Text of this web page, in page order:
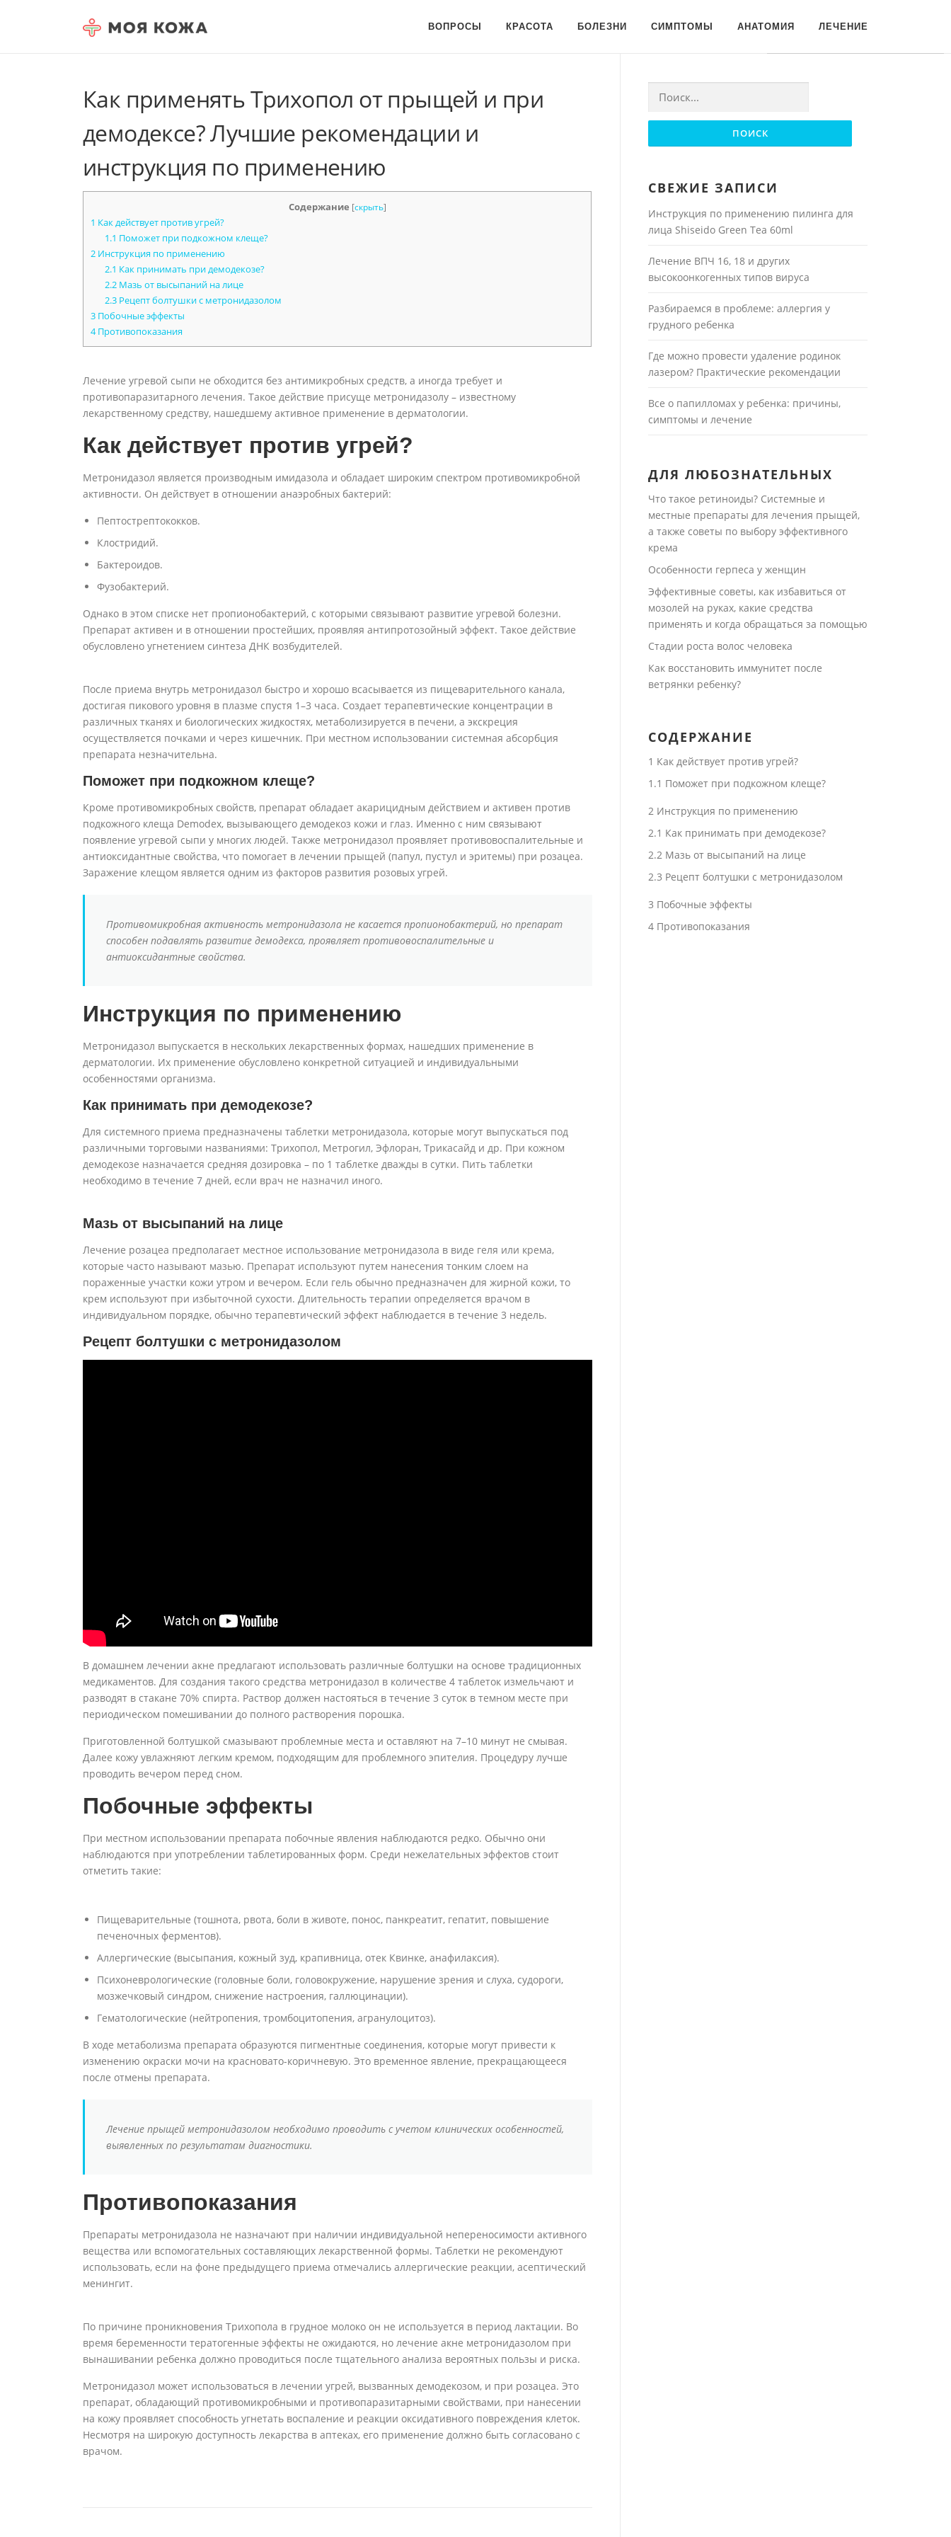
ВОПРОСЫ КРАСОТА БОЛЕЗНИ СИМПТОМЫ АНАТОМИЯ ЛЕЧЕНИЕ
Как применять Трихопол от прыщей и при
демодексе? Лучшие рекомендации и
инструкция по применению
Содержание [скрыть]
1 Как действует против угрей?
1.1 Поможет при подкожном клеще?
2 Инструкция по применению
2.1 Как принимать при демодекозе?
2.2Мазь от высыпаний на лице
2.3Рецепт болтушки с метронидазолом
3 Побочные эффекты
4Противопоказания
Лечение угревой сыпи не обходится без антимикробных средств, а иногда требует и
противопаразитарного лечения. Такое действие присуще метронидазолу – известному
лекарственному средству, нашедшему активное применение в дерматологии.
Как действует против угрей?
Метронидазол является производным имидазола и обладает широким спектром противомикробной
активности. Он действует в отношении анаэробных бактерий:
Пептострептококков.
Клостридий.
Бактероидов.
Фузобактерий.
Однако в этом списке нет пропионобактерий, с которыми связывают развитие угревой болезни.
Препарат активен и в отношении простейших, проявляя антипротозойный эффект. Такое действие
обусловлено угнетением синтеза ДНК возбудителей.
После приема внутрь метронидазол быстро и хорошо всасывается из пищеварительного канала,
достигая пикового уровня в плазме спустя 1–3 часа. Создает терапевтические концентрации в
различных тканях и биологических жидкостях, метаболизируется в печени, а экскреция
осуществляется почками и через кишечник. При местном использовании системная абсорбция
препарата незначительна.
Поможет при подкожном клеще?
Кроме противомикробных свойств, препарат обладает акарицидным действием и активен против
подкожного клеща Demodex, вызывающего демодекоз кожи и глаз. Именно с ним связывают
появление угревой сыпи у многих людей. Также метронидазол проявляет противовоспалительные и
антиоксидантные свойства, что помогает в лечении прыщей (папул, пустул и эритемы) при розацеа.
Заражение клещом является одним из факторов развития розовых угрей.
Противомикробная активность метронидазола не касается пропионобактерий, но препарат
способен подавлять развитие демодекса, проявляет противовоспалительные и
антиоксидантные свойства.
Инструкция по применению
Метронидазол выпускается в нескольких лекарственных формах, нашедших применение в
дерматологии. Их применение обусловлено конкретной ситуацией и индивидуальными
особенностями организма.
Как принимать при демодекозе?
Для системного приема предназначены таблетки метронидазола, которые могут выпускаться под
различными торговыми названиями: Трихопол, Метрогил, Эфлоран, Трикасайд и др. При кожном
демодекозе назначается средняя дозировка – по 1 таблетке дважды в сутки. Пить таблетки
необходимо в течение 7 дней, если врач не назначил иного.
Мазь от высыпаний на лице
Лечение розацеа предполагает местное использование метронидазола в виде геля или крема,
которые часто называют мазью. Препарат используют путем нанесения тонким слоем на
пораженные участки кожи утром и вечером. Если гель обычно предназначен для жирной кожи, то
крем используют при избыточной сухости. Длительность терапии определяется врачом в
индивидуальном порядке, обычно терапевтический эффект наблюдается в течение 3 недель.
Рецепт болтушки с метронидазолом
В домашнем лечении акне предлагают использовать различные болтушки на основе традиционных
медикаментов. Для создания такого средства метронидазол в количестве 4 таблеток измельчают и
разводят в стакане 70% спирта. Раствор должен настояться в течение 3 суток в темном месте при
периодическом помешивании до полного растворения порошка.
Приготовленной болтушкой смазывают проблемные места и оставляют на 7–10 минут не смывая.
Далее кожу увлажняют легким кремом, подходящим для проблемного эпителия. Процедуру лучше
проводить вечером перед сном.
Побочные эффекты
При местном использовании препарата побочные явления наблюдаются редко. Обычно они
наблюдаются при употреблении таблетированных форм. Среди нежелательных эффектов стоит
отметить такие:
Пищеварительные (тошнота, рвота, боли в животе, понос, панкреатит, гепатит, повышение
печеночных ферментов).
Аллергические (высыпания, кожный зуд, крапивница, отек Квинке, анафилаксия).
Психоневрологические (головные боли, головокружение, нарушение зрения и слуха, судороги,
мозжечковый синдром, снижение настроения, галлюцинации).
Гематологические (нейтропения, тромбоцитопения, агранулоцитоз).
В ходе метаболизма препарата образуются пигментные соединения, которые могут привести к
изменению окраски мочи на красновато-коричневую. Это временное явление, прекращающееся
после отмены препарата.
Лечение прыщей метронидазолом необходимо проводить с учетом клинических особенностей,
выявленных по результатам диагностики.
Противопоказания
Препараты метронидазола не назначают при наличии индивидуальной непереносимости активного
вещества или вспомогательных составляющих лекарственной формы. Таблетки не рекомендуют
использовать, если на фоне предыдущего приема отмечались аллергические реакции, асептический
менингит.
По причине проникновения Трихопола в грудное молоко он не используется в период лактации. Во
время беременности тератогенные эффекты не ожидаются, но лечение акне метронидазолом при
вынашивании ребенка должно проводиться после тщательного анализа вероятных пользы и риска.
Метронидазол может использоваться в лечении угрей, вызванных демодекозом, и при розацеа. Это
препарат, обладающий противомикробными и противопаразитарными свойствами, при нанесении
на кожу проявляет способность угнетать воспаление и реакции оксидативного повреждения клеток.
Несмотря на широкую доступность лекарства в аптеках, его применение должно быть согласовано с
врачом.
Найти:
СВЕЖИЕ ЗАПИСИ
Инструкция по применению пилинга для
лица Shiseido Green Tea 60ml
Лечение ВПЧ 16, 18 и других
высокоонкогенных типов вируса
Разбираемся в проблеме: аллергия у
грудного ребенка
Где можно провести удаление родинок
лазером? Практические рекомендации
Все о папилломах у ребенка: причины,
симптомы и лечение
ДЛЯ ЛЮБОЗНАТЕЛЬНЫХ
Что такое ретиноиды? Системные и
местные препараты для лечения прыщей,
а также советы по выбору эффективного
крема
Особенности герпеса у женщин
Эффективные советы, как избавиться от
мозолей на руках, какие средства
применять и когда обращаться за помощью
Стадии роста волос человека
Как восстановить иммунитет после
ветрянки ребенку?
СОДЕРЖАНИЕ
1 Как действует против угрей?
1.1 Поможет при подкожном клеще?
2Инструкция по применению
2.1 Как принимать при демодекозе?
2.2Мазь от высыпаний на лице
2.3 Рецепт болтушки с метронидазолом
3 Побочные эффекты
4Противопоказания
Для любых предложений по